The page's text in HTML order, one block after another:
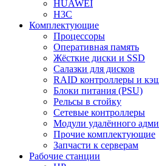
HUAWEI
H3C
Комплектующие
Процессоры
Оперативная память
Жёсткие диски и SSD
Салазки для дисков
RAID контроллеры и
Блоки питания (PSU)
Рельсы в стойку
Сетевые контроллеры
Модули удалённого
Прочие комплектующие
Запчасти к серверам
Рабочие станции